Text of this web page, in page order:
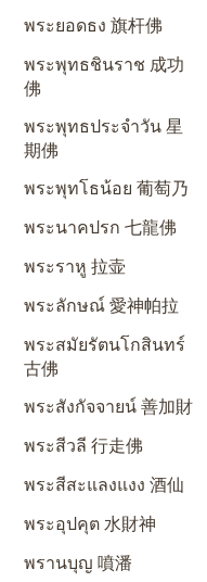
พระยอดธง 旗杆佛
พระพุทธชินราช 成功
佛
พระพุทธประจำวัน 星
期佛
พระพุทโธน้อย 葡萄乃
พระนาคปรก 七龍佛
พระราหู 拉壶
พระลักษณ์ 愛神帕拉
พระสมัยรัตนโกสินทร์
古佛
พระสังกัจจายน์ 善加財
พระสีวลี 行走佛
พระสีสะแลงแงง 酒仙
พระอุปคุต 水財神
พรานบุญ 噴潘